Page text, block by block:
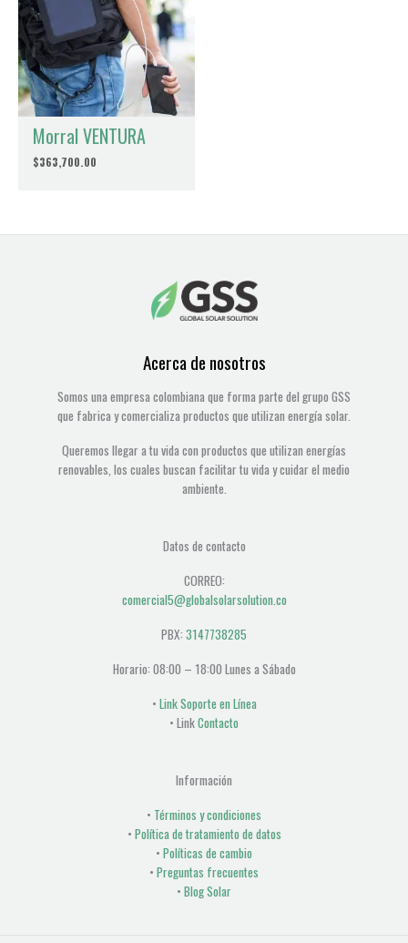
Guardar mi nombre, correo electrónico y sitio web en este
navegador para la próxima vez que haga un comentario.
Morral VENTURA
$363,700.00
Acerca de nosotros
Somos una empresa colombiana que forma parte del grupo GSS
que fabrica y comercializa productos que utilizan energía solar.
Queremos llegar a tu vida con productos que utilizan energías
renovables, los cuales buscan facilitar tu vida y cuidar el medio
ambiente.
Datos de contacto
CORREO:
comercial5@globalsolarsolution.co
PBX: 3147738285
Horario: 08:00 – 18:00 Lunes a Sábado
• Link Soporte en Línea
• LinkContacto
Información
• Términos y condiciones
• Política de tratamiento de datos
• Políticas de cambio
• Preguntas frecuentes
• Blog Solar